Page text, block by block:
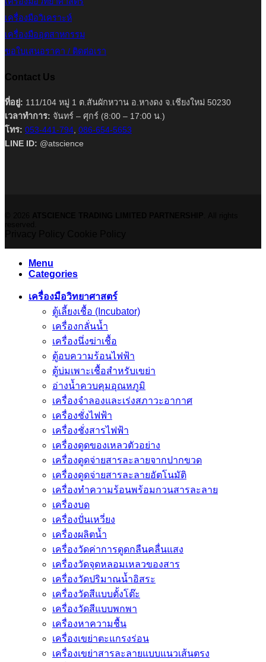
เครื่องมือวิเคราะห์
เครื่องมืออุตสาหกรรม
ขอใบเสนอราคา / ติดต่อเรา
Contact Us
ที่อยู่: 111/104 หมู่ 1 ต.สันผักหวาน อ.หางดง จ.เชียงใหม่ 50230
เวลาทำการ: จันทร์ – ศุกร์ (8:00 – 17:00 น.)
โทร: 053-441-794 086-654-5653
LINE ID: @atscience
Menu
Categories
เครื่องมือวิทยาศาสตร์
ตู้เลี้ยงเชื้อ (Incubator)
เครื่องกลั่นน้ำ
เครื่องนึ่งฆ่าเชื้อ
ตู้อบความร้อนไฟฟ้า
ตู้บ่มเพาะเชื้อสำหรับเขย่า
อ่างน้ำควบคุมอุณหภูมิ
เครื่องจำลองและเร่งสภาวะอากาศ
เครื่องชั่งไฟฟ้า
เครื่องชั่งสารไฟฟ้า
เครื่องดูดของเหลวตัวอย่าง
เครื่องดูดจ่ายสารละลายจากปากขวด
เครื่องดูดจ่ายสารละลายอัตโนมัติ
เครื่องทำความร้อนพร้อมกวนสารละลาย
เครื่องบด
เครื่องปั่นเหวี่ยง
เครื่องผลิตน้ำ
เครื่องวัดค่าการดูดกลืนคลื่นแสง
เครื่องวัดจุดหลอมเหลวของสาร
เครื่องวัดปริมาณน้ำอิสระ
เครื่องวัดสีแบบตั้งโต๊ะ
เครื่องวัดสีแบบพกพา
เครื่องหาความชื้น
เครื่องเขย่าตะแกรงร่อน
เครื่องเขย่าสารละลายแบบแนวเส้นตรง